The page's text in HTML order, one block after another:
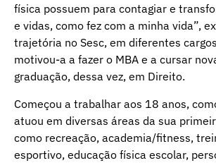
física possuem para contagiar e
e vidas, como fez com a minha vida”,
trajetória no Sesc, em diferentes
motivou-a a fazer o MBA e a cursar
graduação, dessa vez, em Direito.
Começou a trabalhar aos 18 anos,
atuou em diversas áreas da sua
como recreação, academia/fitness,
esportivo, educação física escolar,